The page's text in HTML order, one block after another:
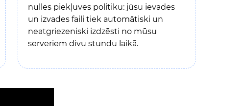
nulles piekļuves politiku: jūsu ievades
un izvades faili tiek automātiski un
neatgriezeniski izdzēsti no mūsu
serveriem divu stundu laikā.